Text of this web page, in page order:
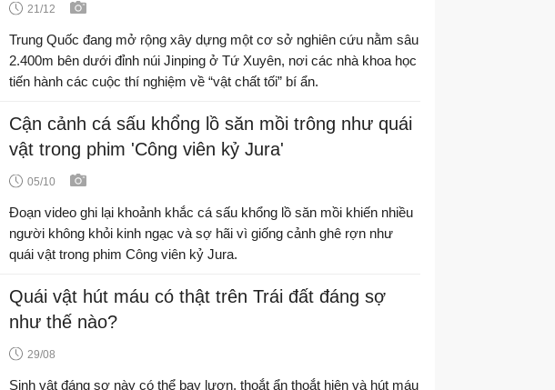
21/12
Trung Quốc đang mở rộng xây dựng một cơ sở nghiên cứu nằm sâu
2.400m bên dưới đỉnh núi Jinping ở Tứ Xuyên, nơi các nhà khoa học
tiến hành các cuộc thí nghiệm về “vật chất tối” bí ẩn.
Cận cảnh cá sấu khổng lồ săn mồi trông như quái
vật trong phim 'Công viên kỷ Jura'
05/10
Đoạn video ghi lại khoảnh khắc cá sấu khổng lồ săn mồi khiến nhiều
người không khỏi kinh ngạc và sợ hãi vì giống cảnh ghê rợn như
quái vật trong phim Công viên kỷ Jura.
Quái vật hút máu có thật trên Trái đất đáng sợ
như thế nào?
29/08
Sinh vật đáng sợ này có thể bay lượn, thoắt ẩn thoắt hiện và hút máu